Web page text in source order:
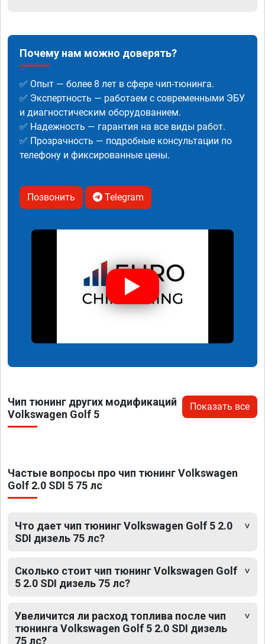
Почему нам можно доверять?
✅ Опыт — более 8 лет в сфере чип-тюнинга.
✅ Экспертность — работаем с современными ЭБУ
и диагностическим оборудованием.
✅ Надежность — гарантия на все виды работ.
✅ Прозрачность — подробные консультации по
телефону и фиксированные цены.
Позвонить Telegram
Чип тюнинг других модификаций
Volkswagen Golf 5
Показать все
Частые вопросы про чип тюнинг Volkswagen
Golf 2.0 SDI 5 75 лс
Что дает чип тюнинг Volkswagen Golf 5 2.0
SDI дизель 75 лс?
Сколько стоит чип тюнинг Volkswagen Golf
5 2.0 SDI дизель 75 лс?
Увеличится ли расход топлива после чип
тюнинга Volkswagen Golf 5 2.0 SDI дизель
75 лс?